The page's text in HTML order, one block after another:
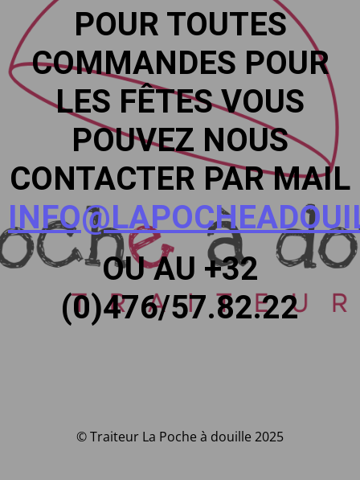
POUR TOUTES
COMMANDES POUR
LES FÊTES VOUS
POUVEZ NOUS
CONTACTER PAR MAIL
OU AU +32
(0)476/57.82.22
© Traiteur La Poche à douille 2025